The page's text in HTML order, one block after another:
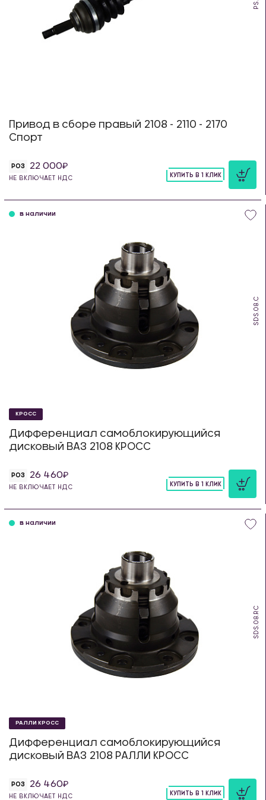
Привод в сборе правый 2108 - 2110 - 2170
Спорт
РОЗ 22 000
НЕ ВКЛЮЧАЕТ НДС
КУПИТЬ В 1 КЛИК
SDS.08.C
в наличии
КРОСС
Дифференциал самоблокирующийся
дисковый ВАЗ 2108 КРОСС
РОЗ 26 460
НЕ ВКЛЮЧАЕТ НДС
КУПИТЬ В 1 КЛИК
SDS.08.RC
в наличии
РАЛЛИ КРОСС
Дифференциал самоблокирующийся
дисковый ВАЗ 2108 РАЛЛИ КРОСС
РОЗ 26 460
НЕ ВКЛЮЧАЕТ НДС
КУПИТЬ В 1 КЛИК